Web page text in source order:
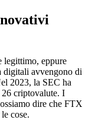
legittimo, eppure
digitali avvengono di
2023, la SEC ha
26 criptovalute. I
dire che FTX
cose.